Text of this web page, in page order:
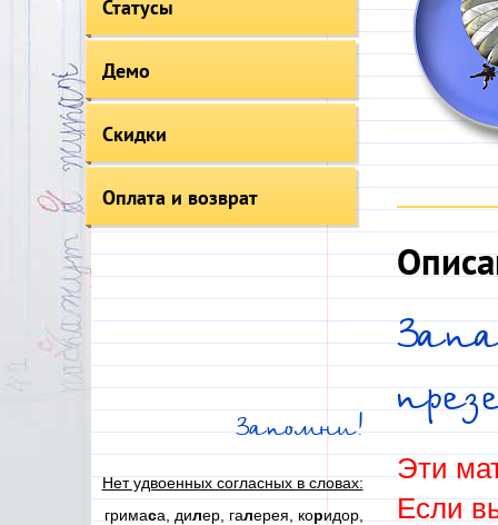
Статусы
Демо
Скидки
Оплата и возврат
Запомни!
Нет удвоенных согласных в словах:
гримаса, дилер, галерея, коридор,
Эти
Если